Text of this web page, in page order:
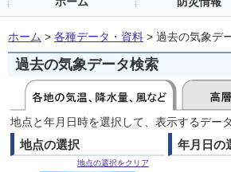
ホーム > 各種データ・資料 > 過去の気象デ
過去の気象データ検索
地点と年月日時を選択して、表示するデー
地点の選択
地点の選択をクリア
年月日の